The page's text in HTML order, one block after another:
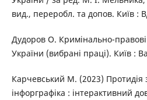
вид., переробл. та допов. Київ :
Дудоров О. Кримінально-
України (вибрані праці). Київ :
Карчевський М. (2023) Протидія
інфорграфіка : інтерактивний